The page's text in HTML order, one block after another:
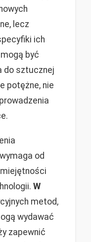
lecz
ich
być
do sztucznej
potężne, nie
od
W
metod,
wydawać
zapewnić